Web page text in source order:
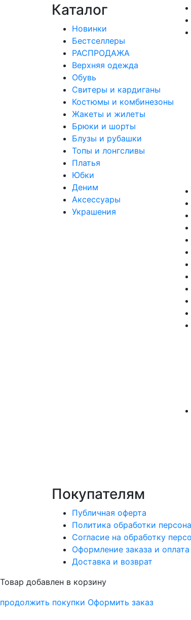
Каталог
Новинки
Бестселлеры
РАСПРОДАЖА
Верхняя одежда
Обувь
Свитеры и кардиганы
Костюмы и комбинезоны
Жакеты и жилеты
Брюки и шорты
Блузы и рубашки
Топы и лонгсливы
Платья
Юбки
Деним
Аксессуары
Украшения
Покупателям
Публичная оферта
Политика обработки
Согласие на обработку
Оформление заказа и оплата
Доставка и возврат
Товар добавлен в корзину
продолжить покупки Оформить заказ